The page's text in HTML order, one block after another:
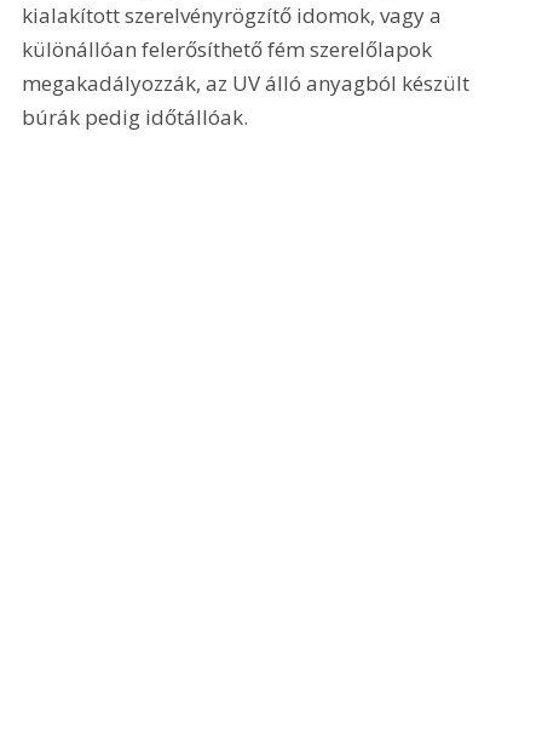
kialakított szerelvényrögzítő idomok, vagy a
különállóan felerősíthető fém szerelőlapok
megakadályozzák, az UV álló anyagból készült
búrák pedig időtállóak.